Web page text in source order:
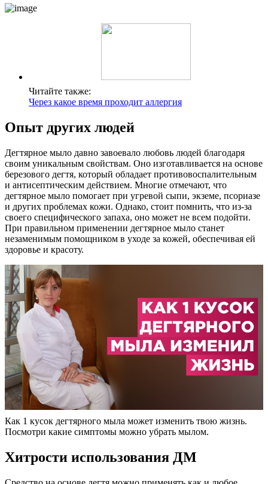
Читайте также:
Через какое время проходит аллергия
Опыт других людей
Дегтярное мыло давно завоевало любовь людей благодаря
своим уникальным свойствам. Оно изготавливается на основе
березового дегтя, который обладает противовоспалительным
и антисептическим действием. Многие отмечают, что
дегтярное мыло помогает при угревой сыпи, экземе, псориазе
и других проблемах кожи. Однако, стоит помнить, что из-за
своего специфического запаха, оно может не всем подойти.
При правильном применении дегтярное мыло станет
незаменимым помощником в уходе за кожей, обеспечивая ей
здоровье и красоту.
Как 1 кусок дегтярного мыла может изменить твою жизнь.
Посмотри какие симптомы можно убрать мылом.
Хитрости использования ДМ